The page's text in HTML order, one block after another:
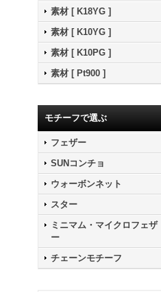
素材 [ K18YG ]
素材 [ K10YG ]
素材 [ K10PG ]
素材 [ Pt900 ]
モチーフで選ぶ
フェザー
SUNコンチョ
ウォーボンネット
スター
ミニマム・マイクロフェザ
ー
チェーンモチーフ